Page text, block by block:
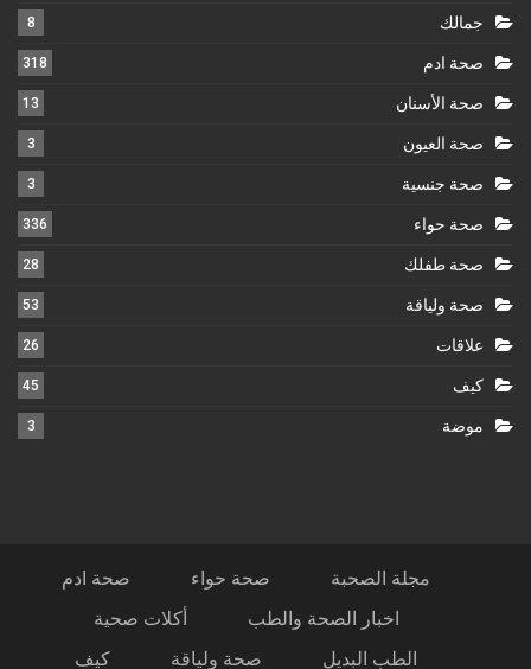
جمالك 8
صحة ادم 318
صحة الأسنان 13
صحة العيون 3
صحة جنسية 3
صحة حواء 336
صحة طفلك 28
صحة ولياقة 53
علاقات 26
كيف 45
موضة 3
مجلة الصحبة صحة حواء
صحة ادم
اخبار الصحة والطب
أكلات صحية
الطب البديل
صحة ولياقة كيف